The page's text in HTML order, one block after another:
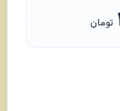
تومان